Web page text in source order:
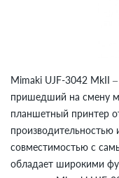
Mimaki UJF-3042 MkII
пришедший на смену
планшетный принтер
производительностью
совместимостью с
обладает широкими